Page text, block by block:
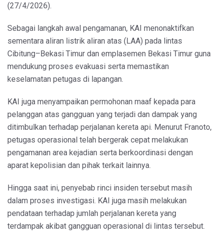
(27/4/2026).
Sebagai langkah awal pengamanan, KAI menonaktifkan
sementara aliran listrik aliran atas (LAA) pada lintas
Cibitung–Bekasi Timur dan emplasemen Bekasi Timur guna
mendukung proses evakuasi serta memastikan
keselamatan petugas di lapangan.
KAI juga menyampaikan permohonan maaf kepada para
pelanggan atas gangguan yang terjadi dan dampak yang
ditimbulkan terhadap perjalanan kereta api. Menurut Franoto,
petugas operasional telah bergerak cepat melakukan
pengamanan area kejadian serta berkoordinasi dengan
aparat kepolisian dan pihak terkait lainnya.
Hingga saat ini, penyebab rinci insiden tersebut masih
dalam proses investigasi. KAI juga masih melakukan
pendataan terhadap jumlah perjalanan kereta yang
terdampak akibat gangguan operasional di lintas tersebut.